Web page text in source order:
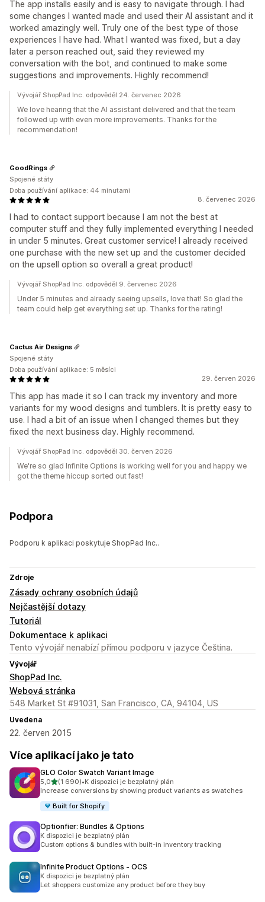
The app installs easily and is easy to navigate through. I had
some changes I wanted made and used their AI assistant and it
worked amazingly well. Truly one of the best type of those
experiences I have had. What I wanted was fixed, but a day
later a person reached out, said they reviewed my
conversation with the bot, and continued to make some
suggestions and improvements. Highly recommend!
Vývojář ShopPad Inc. odpověděl 24. červenec 2026
We love hearing that the AI assistant delivered and that the team
followed up with even more improvements. Thanks for the
recommendation!
8. červenec 2026
I had to contact support because I am not the best at
computer stuff and they fully implemented everything I needed
in under 5 minutes. Great customer service! I already received
one purchase with the new set up and the customer decided
on the upsell option so overall a great product!
GoodRings
Spojené státy
Doba používání aplikace: 44 minutami
Vývojář ShopPad Inc. odpověděl 9. červenec 2026
Under 5 minutes and already seeing upsells, love that! So glad the
team could help get everything set up. Thanks for the rating!
29. červen 2026
This app has made it so I can track my inventory and more
variants for my wood designs and tumblers. It is pretty easy to
use. I had a bit of an issue when I changed themes but they
fixed the next business day. Highly recommend.
Cactus Air Designs
Spojené státy
Doba používání aplikace: 5 měsíci
Vývojář ShopPad Inc. odpověděl 30. červen 2026
We're so glad Infinite Options is working well for you and happy we
got the theme hiccup sorted out fast!
Podpora
Podporu k aplikaci poskytuje ShopPad Inc..
Zdroje
Zásady ochrany osobních údajů
Nejčastější dotazy
Tutoriál
Dokumentace k aplikaci
Tento vývojář nenabízí přímou podporu v jazyce Čeština.
Vývojář
ShopPad Inc.
Webová stránka
548 Market St #91031, San Francisco, CA, 94104, US
Uvedena
22. červen 2015
Více aplikací jako je tato
GLO Color Swatch Variant Image
5,0z 5 hvězd
(1 690)
Celkový počet recenzí: 1690
•K dispozici je bezplatný plán
Increase conversions by showing product variants as swatches
Built for Shopify
Optionfier: Bundles & Options
K dispozici je bezplatný plán
Custom options & bundles with built-in inventory tracking
Infinite Product Options ‑ OCS
K dispozici je bezplatný plán
Let shoppers customize any product before they buy